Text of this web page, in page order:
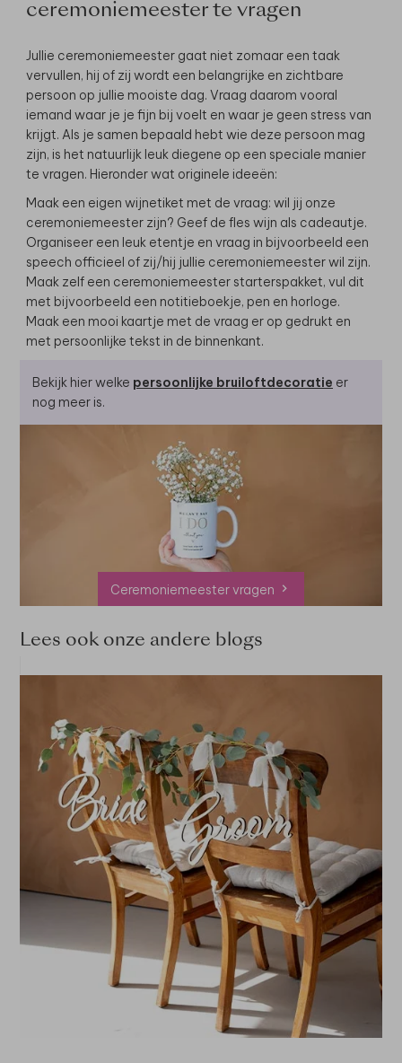
ceremoniemeester te vragen
Jullie ceremoniemeester gaat niet zomaar een taak
vervullen, hij of zij wordt een belangrijke en zichtbare
persoon op jullie mooiste dag. Vraag daarom vooral
iemand waar je je fijn bij voelt en waar je geen stress van
krijgt. Als je samen bepaald hebt wie deze persoon mag
zijn, is het natuurlijk leuk diegene op een speciale manier
te vragen. Hieronder wat originele ideeën:
Maak een eigen wijnetiket met de vraag: wil jij onze
ceremoniemeester zijn? Geef de fles wijn als cadeautje.
Organiseer een leuk etentje en vraag in bijvoorbeeld een
speech officieel of zij/hij jullie ceremoniemeester wil zijn.
Maak zelf een ceremoniemeester starterspakket, vul dit
met bijvoorbeeld een notitieboekje, pen en horloge.
Maak een mooi kaartje met de vraag er op gedrukt en
met persoonlijke tekst in de binnenkant.
Bekijk hier welke persoonlijke bruiloftdecoratie er
nog meer is.
Ceremoniemeester vragen
Lees ook onze andere blogs